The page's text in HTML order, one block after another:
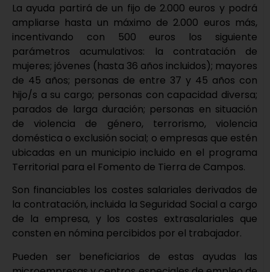
La ayuda partirá de un fijo de 2.000 euros y podrá
ampliarse hasta un máximo de 2.000 euros más,
incentivando con 500 euros los siguiente
parámetros acumulativos: la contratación de
mujeres; jóvenes (hasta 36 años incluidos); mayores
de 45 años; personas de entre 37 y 45 años con
hijo/s a su cargo; personas con capacidad diversa;
parados de larga duración; personas en situación
de violencia de género, terrorismo, violencia
doméstica o exclusión social; o empresas que estén
ubicadas en un municipio incluido en el programa
Territorial para el Fomento de Tierra de Campos.
Son financiables los costes salariales derivados de
la contratación, incluida la Seguridad Social a cargo
de la empresa, y los costes extrasalariales que
consten en nómina percibidos por el trabajador.
Pueden ser beneficiarios de estas ayudas las